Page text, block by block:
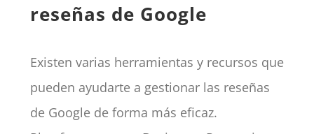
reseñas de Google
Existen varias herramientas y recursos que
pueden ayudarte a gestionar las reseñas
de Google de forma más eficaz.